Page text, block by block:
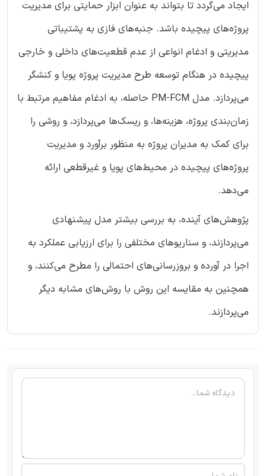
ایجاد می‌گردد تا بتواند به عنوان ابزار حمایتی برای مدیریت
پروژه‌های پیچیده باشد. جنبه‌های فازی به پشتیباتی
مدیریتی و ادغام انواعی از عدم قطعیت‌های داخلی و خارجی
پیچیده در هنگام توسعه طرح مدیریت پروژه پویا و کنشگر
می‌پردازد. مدل PM-FCM حاصله، به ادغام مفاهیم مرتبط با
زمان‌بندی پروژه، هزینه‌ها، و ریسک‌ها می‌پردازد، و روشی را
برای کمک به مدیران پروژه به منظور برآورد و مدیریت
پروژه‌های پیچیده در محیط‌های پویا و غیرقطعی ارائه
می‌دهد.
پژوهش‌های آینده، به بررسی بیشتر مدل پیشنهادی
می‌پردازند، و سناریوهای مختلفی را برای ارزیابی عملکرد به
اجرا در آورده و بروزرسانی‌های احتمالی را مطرح می‌کنند، و
همچنین به مقایسه این روش با روش‌های مشابه دیگر
می‌پردازند.